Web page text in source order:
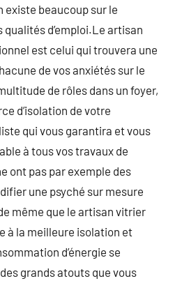
existe beaucoup sur le
d’emploi.Le artisan
est celui qui trouvera une
de vos anxiétés sur le
de rôles dans un foyer,
d’isolation de votre
qui vous garantira et vous
à tous vos travaux de
ont pas par exemple des
une psyché sur mesure
même que le artisan vitrier
à la meilleure isolation et
d’énergie se
grands atouts que vous